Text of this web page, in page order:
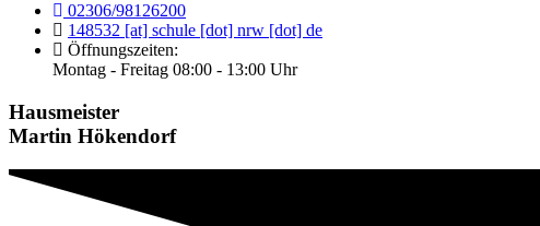
02306/98126200
148532 [at] schule [dot] nrw [dot] de
Öffnungszeiten:
Montag - Freitag 08:00 - 13:00 Uhr
Hausmeister
Martin Hökendorf